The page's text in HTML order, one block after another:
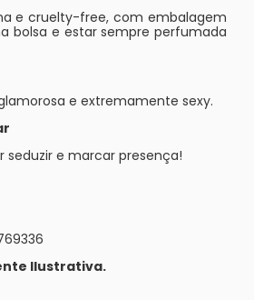
e cruelty-free, com embalagem
bolsa e estar sempre perfumada
e extremamente sexy.
seduzir e marcar presença!
Ilustrativa.